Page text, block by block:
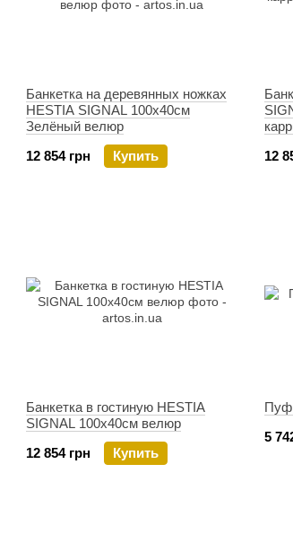
Банкетка на деревянных ножках
HESTIA SIGNAL 100х40см
Зелёный велюр
12 854 грн
Купить
12
Банкетка в гостиную HESTIA
SIGNAL 100х40см велюр
12 854 грн
Купить
Пуф
5